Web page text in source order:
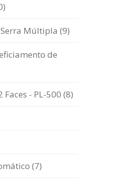
Múltipla (9)
de
- PL-500 (8)
(7)